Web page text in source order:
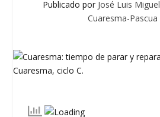
Publicado por José Luis Miguel
Cuaresma-Pascua